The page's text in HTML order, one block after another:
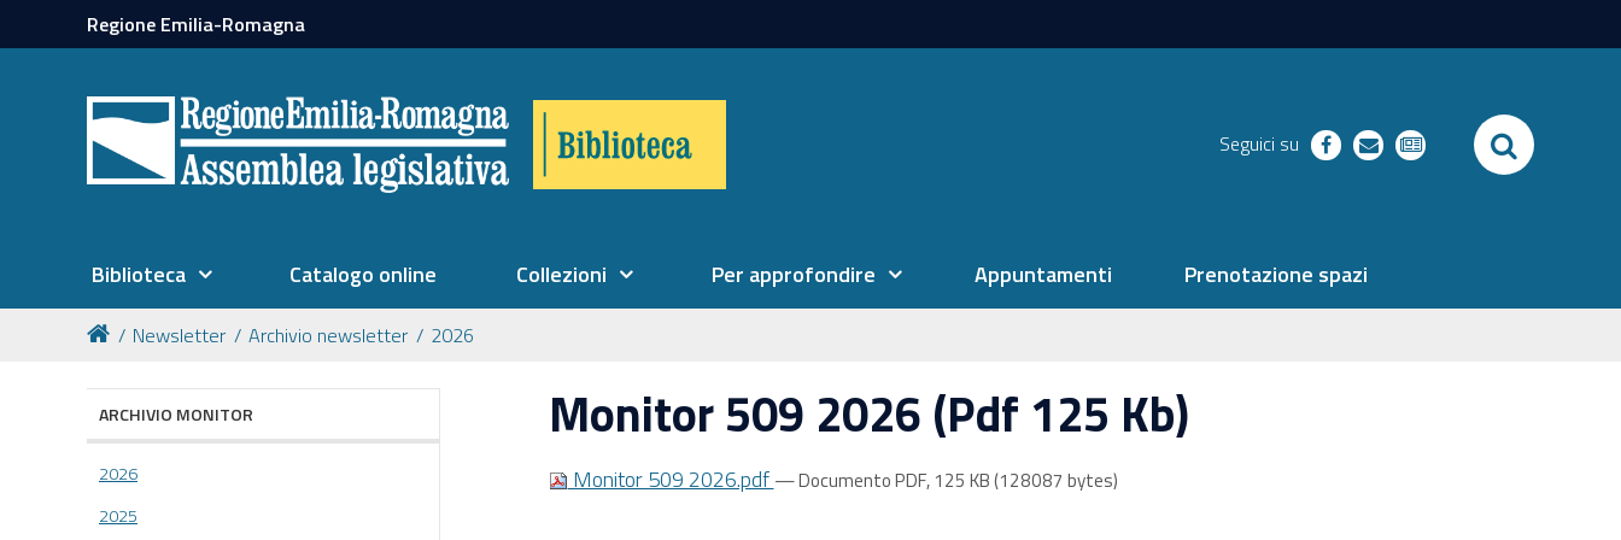
Regione Emilia-Romagna
Seguici su facebookrichiestenewsletter SEARCH
Biblioteca Catalogo online Collezioni Per approfondire Appuntamenti Prenotazione spazi
Newsletter Archivio newsletter 2026
Monitor 509 2026 (Pdf 125 Kb)
Monitor 509 2026.pdf — Documento PDF, 125 KB (128087 bytes)
ARCHIVIO MONITOR
2026
2025